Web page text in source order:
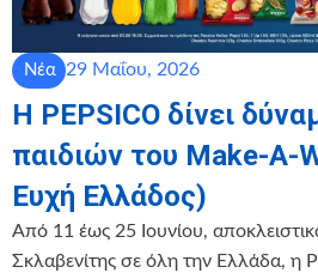
Νέα 29 Μαΐου, 2026
Η PEPSICO δίνει
παιδιών του Make-A-
Ευχή Ελλάδος)
Από 11 έως 25 Ιουνίου,
Σκλαβενίτης σε όλη την Ελλάδα, η